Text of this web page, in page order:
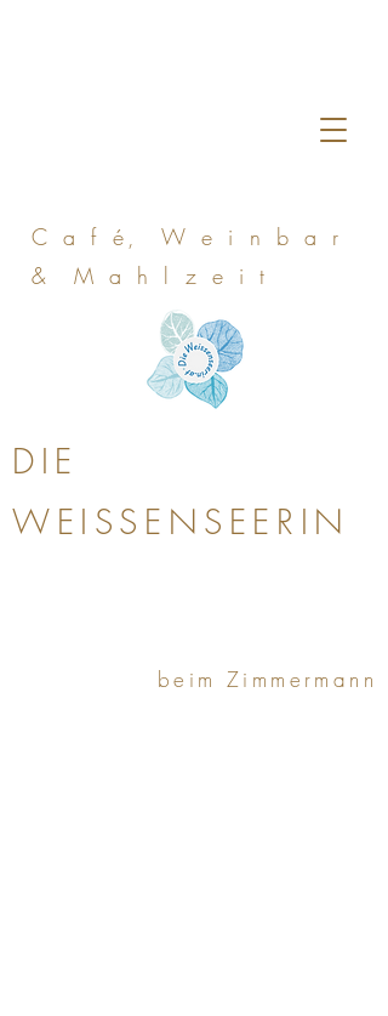
beim Zimmermann
C a f é, W e i n b a r
& M a h l z e i t
DIE
WEISSENSEERIN